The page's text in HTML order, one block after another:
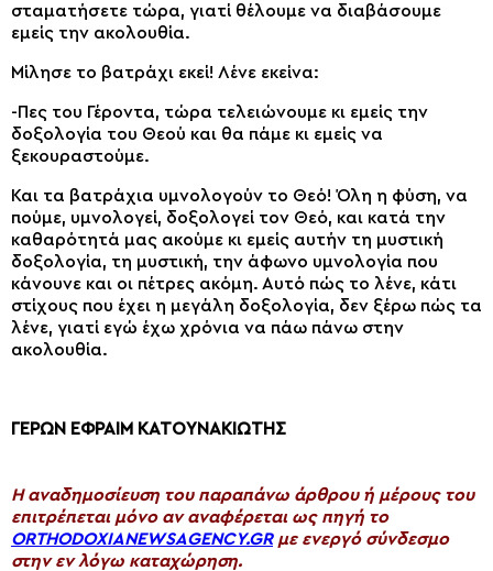
σταματήσετε τώρα, γιατί θέλουμε να διαβάσουμε
εμείς την ακολουθία.
Μίλησε το βατράχι εκεί! Λένε εκείνα:
-Πες του Γέροντα, τώρα τελειώνουμε κι εμείς την
δοξολογία του Θεού και θα πάμε κι εμείς να
ξεκουραστούμε.
Και τα βατράχια υμνολογούν το Θεό! Όλη η φύση, να
πούμε, υμνολογεί, δοξολογεί τον Θεό, και κατά την
καθαρότητά μας ακούμε κι εμείς αυτήν τη μυστική
δοξολογία, τη μυστική, την άφωνο υμνολογία που
κάνουνε και οι πέτρες ακόμη. Αυτό πώς το λένε, κάτι
στίχους που έχει η μεγάλη δοξολογία, δεν ξέρω πώς τα
λένε, γιατί εγώ έχω χρόνια να πάω πάνω στην
ακολουθία.
ΓΕΡΩΝ ΕΦΡΑΙΜ ΚΑΤΟΥΝΑΚΙΩΤΗΣ
H αναδημοσίευση του παραπάνω άρθρου ή μέρους του
επιτρέπεται μόνο αν αναφέρεται ως πηγή το
ORTHODOXIANEWSAGENCY.GRμε ενεργό σύνδεσμο
στην εν λόγω καταχώρηση.